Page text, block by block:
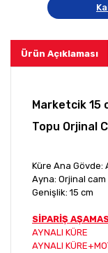
Ürün Açıklaması
Marketcik 15
Topu Orjinal
Küre Ana Gövde:
Ayna: Orjinal cam
Genişlik: 15 cm
SİPARİŞ
AYNALI KÜRE
AYNALI